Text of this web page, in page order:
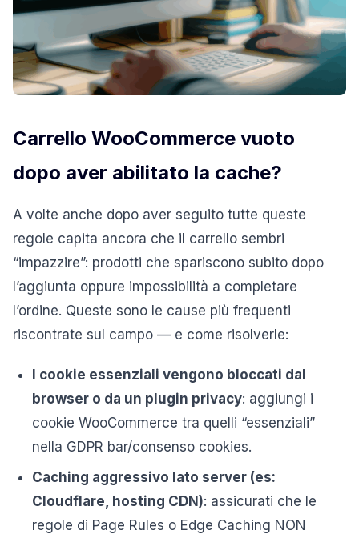
Carrello WooCommerce vuoto
dopo aver abilitato la cache?
A volte anche dopo aver seguito tutte queste
regole capita ancora che il carrello sembri
“impazzire”: prodotti che spariscono subito dopo
l’aggiunta oppure impossibilità a completare
l’ordine. Queste sono le cause più frequenti
riscontrate sul campo — e come risolverle:
I cookie essenziali vengono bloccati dal
browser o da un plugin privacy: aggiungi i
cookie WooCommerce tra quelli “essenziali”
nella GDPR bar/consenso cookies.
Caching aggressivo lato server (es:
Cloudflare, hosting CDN): assicurati che le
regole di Page Rules o Edge Caching NON